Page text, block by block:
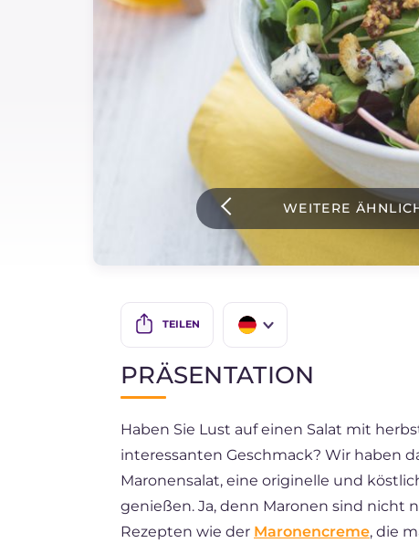
Instagram WEITERE
TEILEN
FR
BR
NL
PRÄSENTATION
Haben Sie Lust auf einen Salat mit
interessanten Geschmack? Wir haben
Maronensalat, eine originelle und
genießen. Ja, denn Maronen sind nicht
Rezepten wie der Maronencreme, die